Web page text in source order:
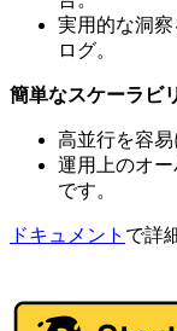
実用的な洞
ログ。
簡単なスケーラビ
高並行を容
運用上のオ
です。
ドキュメント で詳